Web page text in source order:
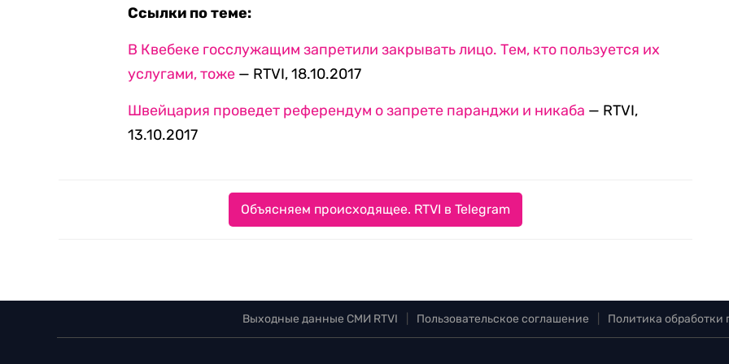
Ссылки по теме:
В Квебеке госслужащим запретили закрывать лицо. Тем, кто пользуется их
услугами, тоже — RTVI, 18.10.2017
Швейцария проведет референдум о запрете паранджи и никаба — RTVI,
13.10.2017
Объясняем происходящее. RTVI в Telegram
Выходные данные СМИ RTVI Пользовательское соглашение Политика